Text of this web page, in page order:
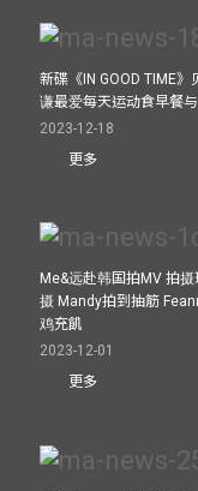
新碟《IN GOOD TIME
谦最爱每天运动食早餐
2023-12-18
更多
Me&远赴韩国拍MV 拍
摄 Mandy拍到抽筋
鸡充飢
2023-12-01
更多